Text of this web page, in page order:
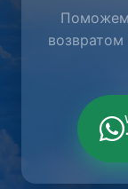
Поможем